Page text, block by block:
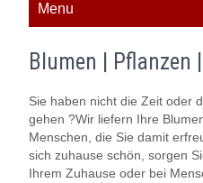
Menu
Blumen | Pflanzen
Sie haben nicht die Zeit oder
gehen ?Wir liefern Ihre
Menschen, die Sie damit
sich zuhause schön, sorgen
Ihrem Zuhause oder bei